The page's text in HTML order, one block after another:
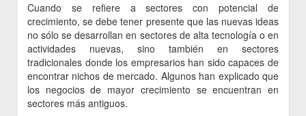
Cuando se refiere a sectores con potencial de
crecimiento, se debe tener presente que las nuevas ideas
no sólo se desarrollan en sectores de alta tecnología o en
actividades nuevas, sino también en sectores
tradicionales donde los empresarios han sido capaces de
encontrar nichos de mercado. Algunos han explicado que
los negocios de mayor crecimiento se encuentran en
sectores más antiguos.